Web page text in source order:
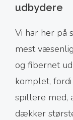
udbydere
Vi har her på
mest
og fibernet
komplet,
spillere med,
dækker